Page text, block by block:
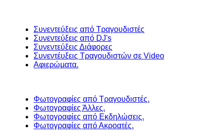
Συνεντεύξεις από Τραγουδιστές
Συνεντεύξεις από DJ's
Συνεντεύξεις Διάφορες
Συνεντέυξεις Τραγουδιστών σε Video
Αφιερώματα.
Φωτογραφίες από Τραγουδιστές.
Φωτογραφίες Άλλες.
Φωτογραφίες από Εκδηλώσεις.
Φωτογραφίες από Ακροατές.